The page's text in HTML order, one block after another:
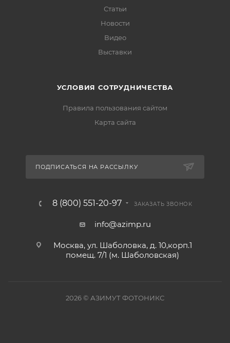
Статьи
Новости
Видео
Выставки
УСЛОВИЯ СОТРУДНИЧЕСТВА
Правила пользования сайтом
Карта сайта
ПОДПИСАТЬСЯ НА РАССЫЛКУ
8 (800) 551-20-97 ЗАКАЗАТЬ ЗВОНОК
info@azimp.ru
Москва, ул. Шаболовка, д. 10,корп.1
помещ. 7/1 (м. Шаболовская)
2026© АЗИМУТ ФОТОНИКС